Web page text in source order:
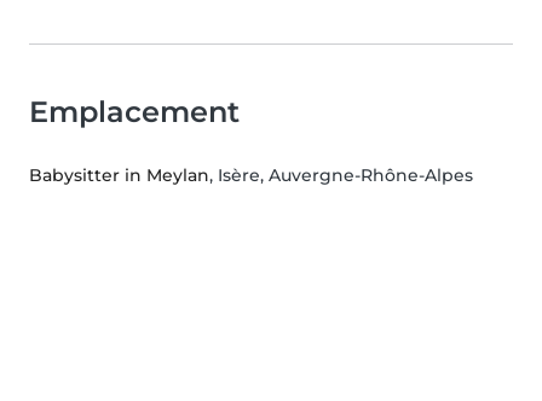
Emplacement
Babysitter in Meylan, Isère, Auvergne-Rhône-Alpes